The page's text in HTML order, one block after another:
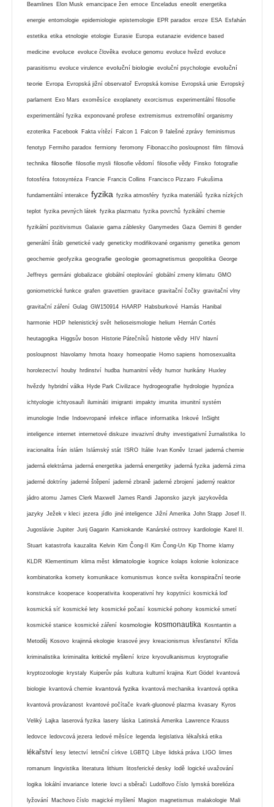
Beamlines Elon Musk emancipace žen emoce Enceladus eneolit energetika
energie entomologie epidemiologie epistemologie EPR paradox eroze ESA Esfahán
estetika etika etnologie etologie Eurasie Europa eutanazie evidence based
medicine evoluce evoluce člověka evoluce genomu evoluce hvězd evoluce
parasitismu evoluce virulence evoluční biologie evoluční psychologie evoluční
teorie Evropa Evropská jižní observatoř Evropská komise Evropská unie Evropský
parlament Exo Mars exoměsíce exoplanety exorcismus experimentální filosofie
experimentální fyzika exponované profese extremismus extremofilní organismy
ezoterika Facebook Fakta vítězí Falcon 1 Falcon 9 falešné zprávy feminismus
fenotyp Fermiho paradox fermiony feromony Fibonacciho posloupnost film filmová
technika filosofie filosofie mysli filosofie vědomí filosofie vědy Finsko fotografie
fotosféra fotosyntéza Francie Francis Collins Francisco Pizzaro Fukušima
fundamentální interakce fyzika fyzika atmosféry fyzika materiálů fyzika nízkých
teplot fyzika pevných látek fyzika plazmatu fyzika povrchů fyzikální chemie
fyzikální pozitivismus Galaxie gama záblesky Ganymedes Gaza Gemini 8 gender
generální štáb genetické vady geneticky modifikované organismy genetika genom
geochemie geofyzika geografie geologie geomagnetismus geopolitika George
Jeffreys germáni globalizace globální oteplování globální zmeny klimatu GMO
goniometrické funkce grafen gravettien gravitace gravitační čočky gravitační vlny
gravitační záření Gulag GW150914 HAARP Habsburkové Hamás Hanibal
harmonie HDP helenistický svět helioseismologie helium Hernán Cortés
heutagogika Higgsův boson Historie Pátečníků historie vědy HIV hlavní
posloupnost hlavolamy hmota hoaxy homeopatie Homo sapiens homosexualita
horolezectví houby hrdinství hudba humanitní vědy humor hurikány Huxley
hvězdy hybridní válka Hyde Park Civilizace hydrogeografie hydrologie hypnóza
ichtyologie ichtyosauři ilumináti imigranti impakty imunita imunitní systém
imunologie Indie Indoevropané infekce inflace informatika Inkové InSight
inteligence internet internetové diskuze invazivní druhy investigativní žurnalistika Io
iracionalita Írán islám Islámský stát ISRO Itálie Ivan Koněv Izrael jaderná chemie
jaderná elektrárna jaderná energetika jaderná energetiky jaderná fyzika jaderná zima
jaderné doktríny jaderné štěpení jaderné zbraně jaderné zbrojení jaderný reaktor
jádro atomu James Clerk Maxwell James Randi Japonsko jazyk jazykověda
jazyky Ježek v kleci jezera jídlo jiné inteligence Jižní Amerika John Stapp Josef II.
Jugoslávie Jupiter Jurij Gagarin Kamiokande Kanárské ostrovy kardiologie Karel II.
Stuart katastrofa kauzalita Kelvin Kim Čong-Il Kim Čong-Un Kip Thorne klamy
KLDR Klementinum klima měst klimatologie kognice kolaps kolonie kolonizace
kombinatorika komety komunikace komunismus konce světa konspirační teorie
konstrukce kooperace kooperativita kooperativní hry kopytníci kosmická loď
kosmická síť kosmické lety kosmické počasí kosmické pohony kosmické smetí
kosmické stanice kosmické záření kosmologie kosmonautika Kosntantin a
Metoděj Kosovo krajinná ekologie krasové jevy kreacionismus křesťanství Křída
kriminalistika kriminalita kritické myšlení krize kryovulkanismus kryptografie
kryptozoologie krystaly Kuiperův pás kultura kulturní krajina Kurt Gödel kvantová
biologie kvantová chemie kvantová fyzika kvantová mechanika kvantová optika
kvantová provázanost kvantové počítače kvark-gluonové plazma kvasary Kyros
Veliký Lajka laserová fyzika lasery láska Latinská Amerika Lawrence Krauss
ledovce ledovcová jezera ledové měsíce legenda legislativa lékařská etika
lékařství lesy letectví letniční církve LGBTQ Libye lidská práva LIGO limes
romanum lingvistika literatura lithium litosferické desky lodě logické uvažování
logika lokální invariance loterie lovci a sběrači Ludolfovo číslo lymská borelióza
lyžování Machovo číslo magické myšlení Magion magnetismus malakologie Mali